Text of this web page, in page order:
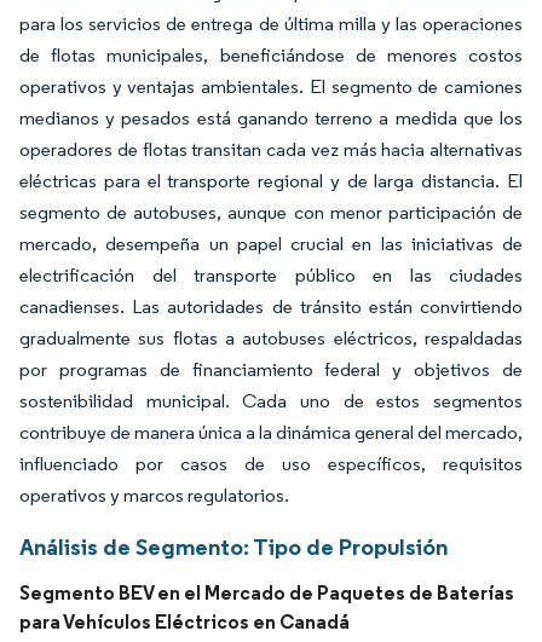
para los servicios de entrega de última milla y las operaciones
de flotas municipales, beneficiándose de menores costos
operativos y ventajas ambientales. El segmento de camiones
medianos y pesados está ganando terreno a medida que los
operadores de flotas transitan cada vez más hacia alternativas
eléctricas para el transporte regional y de larga distancia. El
segmento de autobuses, aunque con menor participación de
mercado, desempeña un papel crucial en las iniciativas de
electrificación del transporte público en las ciudades
canadienses. Las autoridades de tránsito están convirtiendo
gradualmente sus flotas a autobuses eléctricos, respaldadas
por programas de financiamiento federal y objetivos de
sostenibilidad municipal. Cada uno de estos segmentos
contribuye de manera única a la dinámica general del mercado,
influenciado por casos de uso específicos, requisitos
operativos y marcos regulatorios.
Análisis de Segmento: Tipo de Propulsión
Segmento BEV en el Mercado de Paquetes de Baterías
para Vehículos Eléctricos en Canadá